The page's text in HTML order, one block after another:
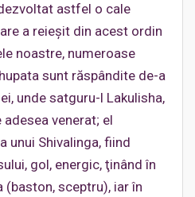
astfel o cale
a reieşit din acest ordin
noastre, numeroase
sunt răspândite de-a
unde satguru-l Lakulisha,
venerat; el
unui Shivalinga, fiind
gol, energic, ţinând în
(baston, sceptru), iar în